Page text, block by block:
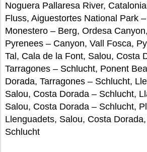
Noguera Pallaresa River,
Fluss, Aiguestortes National Park
Monestero – Berg, Ordesa
Pyrenees – Canyon, Vall Fosca,
Tal, Cala de la Font, Salou, Costa
Tarragones – Schlucht, Ponent
Dorada, Tarragones – Schlucht,
Salou, Costa Dorada – Schlucht,
Salou, Costa Dorada – Schlucht,
Llenguadets, Salou, Costa
Schlucht